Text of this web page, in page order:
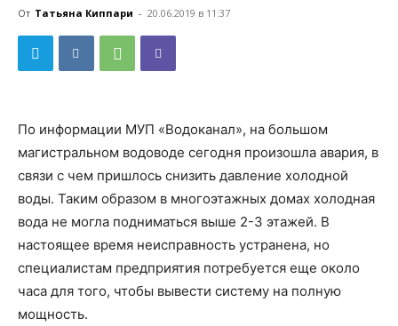
От Татьяна Киппари - 20.06.2019 в 11:37
По информации МУП «Водоканал», на большом
магистральном водоводе сегодня произошла авария, в
связи с чем пришлось снизить давление холодной
воды. Таким образом в многоэтажных домах холодная
вода не могла подниматься выше 2-3 этажей. В
настоящее время неисправность устранена, но
специалистам предприятия потребуется еще около
часа для того, чтобы вывести систему на полную
мощность.